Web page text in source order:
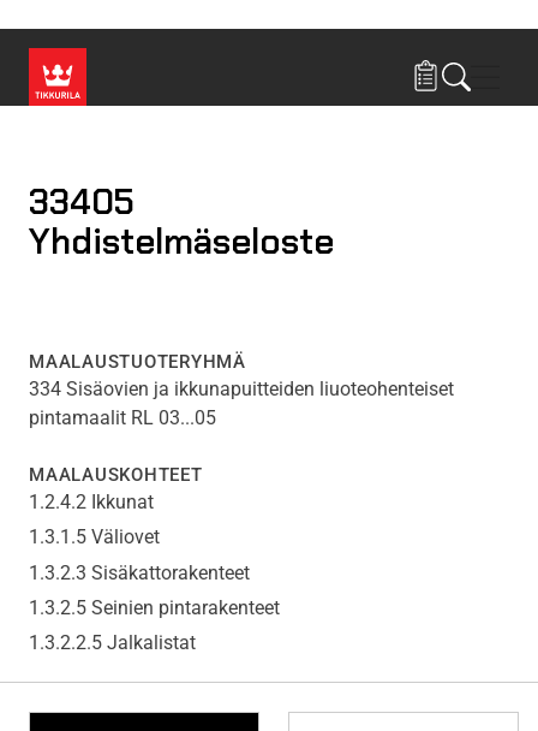
33405
Yhdistelmäseloste
MAALAUSTUOTERYHMÄ
334 Sisäovien ja ikkunapuitteiden liuoteohenteiset
pintamaalit RL 03...05
MAALAUSKOHTEET
1.2.4.2 Ikkunat
1.3.1.5 Väliovet
1.3.2.3 Sisäkattorakenteet
1.3.2.5 Seinien pintarakenteet
1.3.2.2.5 Jalkalistat